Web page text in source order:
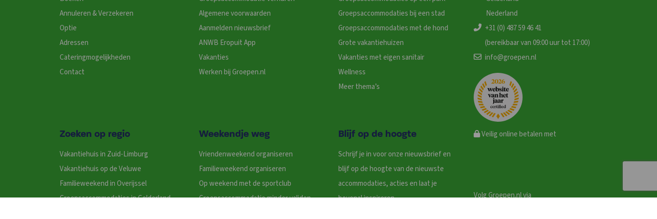
Annuleren & Verzekeren
Optie
Adressen
Cateringmogelijkheden
Contact
Algemene voorwaarden
Aanmelden nieuwsbrief
ANWB Eropuit App
Vakanties
Werken bij Groepen.nl
Groepsaccommodaties bij een stad
Groepsaccommodaties met de hond
Grote vakantiehuizen
Vakanties met eigen sanitair
Wellness
Meer thema’s
Nederland
+31 (0) 487 59 46 41
(bereikbaar van 09:00 uur tot 17:00)
info@groepen.nl
Zoeken op regio
Vakantiehuis in Zuid-Limburg
Vakantiehuis op de Veluwe
Familieweekend in Overijssel
Groepsaccommodaties in Gelderland
Weekendje weg
Vriendenweekend organiseren
Familieweekend organiseren
Op weekend met de sportclub
Groepsaccommodatie minder validen
Blijf op de hoogte
Schrijf je in voor onze nieuwsbrief en
blijf op de hoogte van de nieuwste
accommodaties, acties en laat je
bovenal inspireren.
Veilig online betalen met
Volg Groepen.nl via